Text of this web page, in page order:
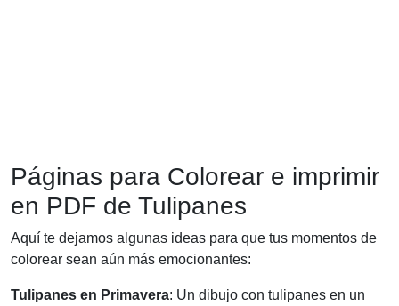
Páginas para Colorear e imprimir
en PDF de Tulipanes
Aquí te dejamos algunas ideas para que tus momentos de
colorear sean aún más emocionantes:
Tulipanes en Primavera: Un dibujo con tulipanes en un